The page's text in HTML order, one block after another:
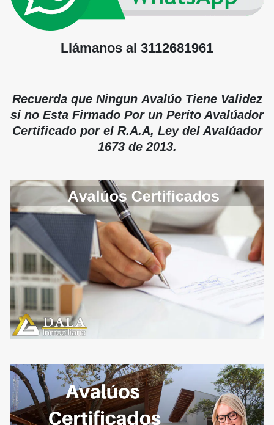
Llámanos al 3112681961
Recuerda que Ningun Avalúo Tiene Validez
si no Esta Firmado Por un Perito Avalúador
Certificado por el R.A.A, Ley del Avalúador
1673 de 2013.